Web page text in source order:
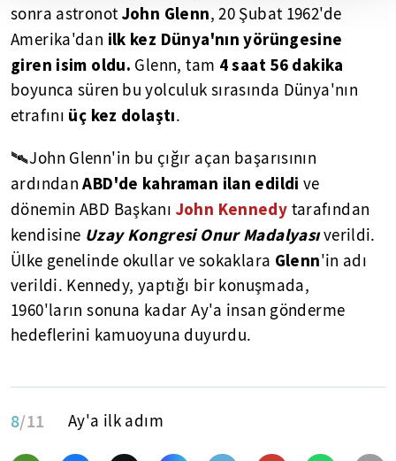
sonra astronot John Glenn, 20 Şubat 1962'de
Amerika'dan ilk kez Dünya'nın yörüngesine
giren isim oldu. Glenn, tam 4 saat 56 dakika
boyunca süren bu yolculuk sırasında Dünya'nın
etrafını üç kez dolaştı.
🛰John Glenn'in bu çığır açan başarısının
ardından ABD'de kahraman ilan edildive
dönemin ABD Başkanı John Kennedy tarafından
kendisine Uzay Kongresi Onur Madalyasıverildi.
Ülke genelinde okullar ve sokaklara Glenn'in adı
verildi. Kennedy, yaptığı bir konuşmada,
1960'ların sonuna kadar Ay'a insan gönderme
hedeflerini kamuoyuna duyurdu.
8/11 Ay'a ilk adım